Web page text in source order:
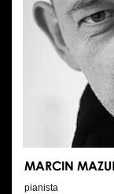
MARCIN
pianista